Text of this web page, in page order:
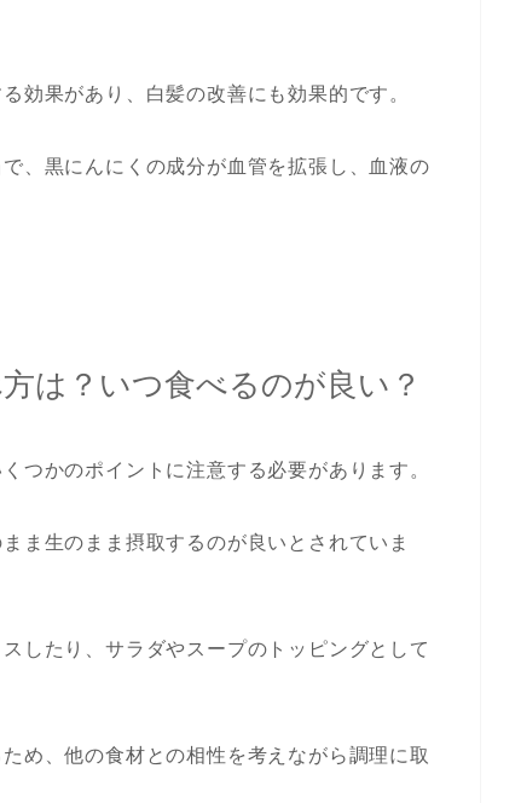
効果があり、白髪の改善にも効果的です。
、黒にんにくの成分が血管を拡張し、血液の
は？いつ食べるのが良い？
つかのポイントに注意する必要があります。
ま生のまま摂取するのが良いとされていま
したり、サラダやスープのトッピングとして
め、他の食材との相性を考えながら調理に取